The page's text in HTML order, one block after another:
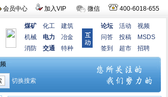
会员中心 加入VIP 微信 400-6018-655
煤矿 化工
建筑
机械
电力
冶金
消防
交通 特种
论坛 活动
视频
问答
投稿
MSDS
签到
超市 招聘